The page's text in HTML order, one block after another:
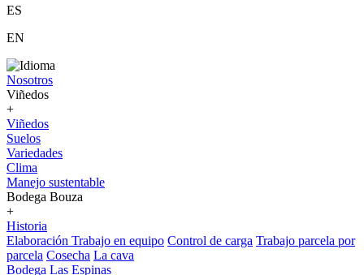
ES
EN
Nosotros
Viñedos
+
Viñedos
Suelos
Variedades
Clima
Manejo sustentable
Bodega Bouza
+
Historia
Elaboración Trabajo en equipo Control de carga Trabajo parcela por
parcela Cosecha La cava
Bodega Las Espinas